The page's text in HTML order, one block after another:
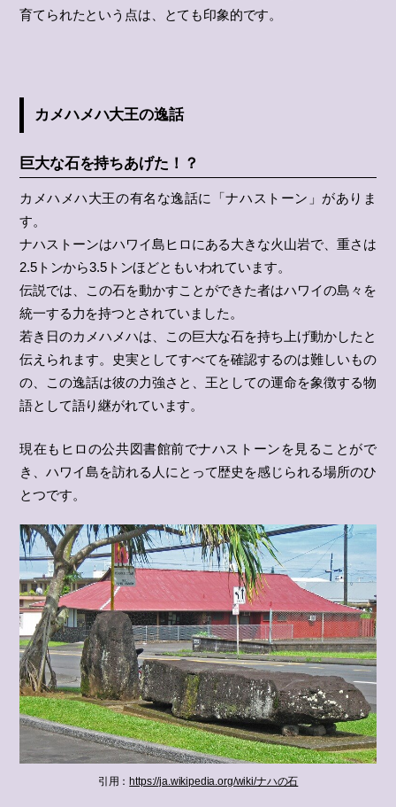
育てられたという点は、とても印象的です。
カメハメハ大王の逸話
巨大な石を持ちあげた！？
カメハメハ大王の有名な逸話に「ナハストーン」がありま
す。
ナハストーンはハワイ島ヒロにある大きな火山岩で、重さは
2.5トンから3.5トンほどともいわれています。
伝説では、この石を動かすことができた者はハワイの島々を
統一する力を持つとされていました。
若き日のカメハメハは、この巨大な石を持ち上げ動かしたと
伝えられます。史実としてすべてを確認するのは難しいもの
の、この逸話は彼の力強さと、王としての運命を象徴する物
語として語り継がれています。
現在もヒロの公共図書館前でナハストーンを見ることがで
き、ハワイ島を訪れる人にとって歴史を感じられる場所のひ
とつです。
引用： https://ja.wikipedia.org/wiki/ナハの石